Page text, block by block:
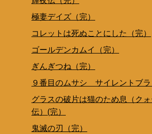
極妻デイズ（完）
コレットは死ぬことにした（完）
ゴールデンカムイ（完）
ぎんぎつね（完）
９番目のムサシ サイレントブラ
グラスの破片は猫のため息（ク
伝）(完）
鬼滅の刃（完）